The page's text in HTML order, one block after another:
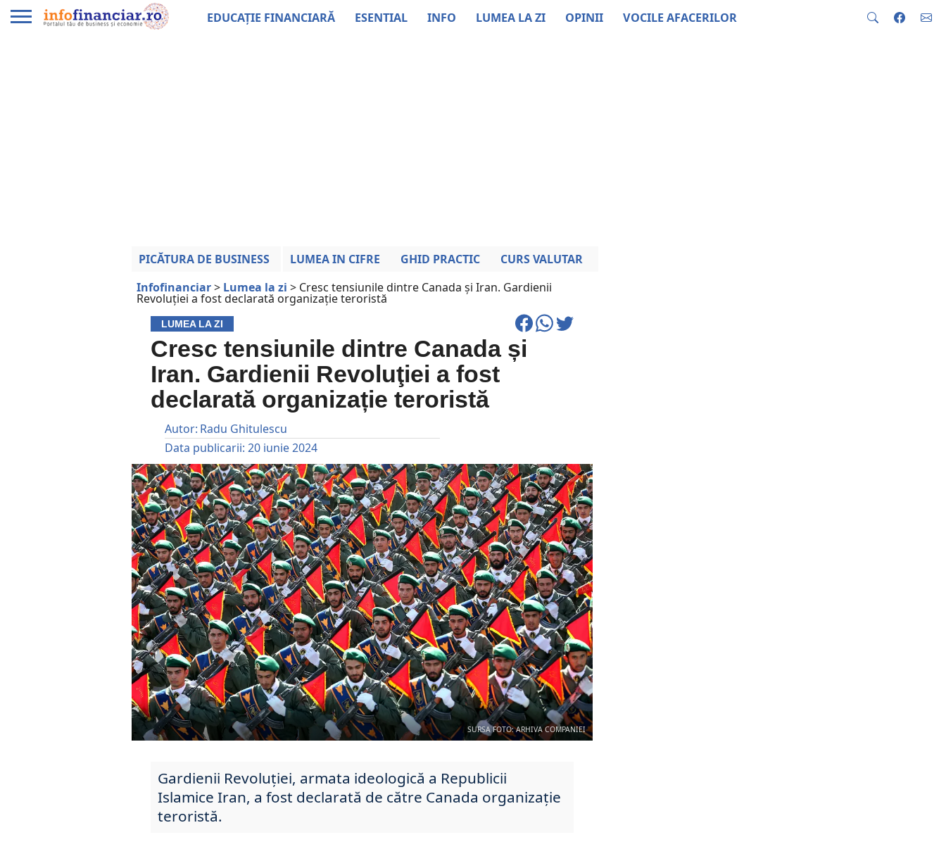
EDUCAȚIE FINANCIARĂ ESENTIAL INFO LUMEA LA ZI OPINII VOCILE AFACERILOR
PICĂTURA DE BUSINESS LUMEA IN CIFRE GHID PRACTIC
CURS VALUTAR
Infofinanciar> Lumea la zi > Cresc tensiunile dintre Canada și Iran. Gardienii
Revoluţiei a fost declarată organizație teroristă
LUMEA LA ZI
Cresc tensiunile dintre Canada și
Iran. Gardienii Revoluţiei a fost
declarată organizație teroristă
Autor: Radu Ghitulescu
Data publicarii: 20 iunie 2024
SURSA FOTO: ARHIVA COMPANIEI
Gardienii Revoluţiei, armata ideologică a Republicii
Islamice Iran, a fost declarată de către Canada organizație
teroristă.